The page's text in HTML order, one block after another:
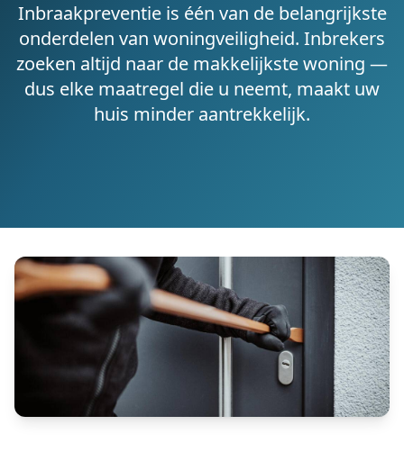
Inbraakpreventie is één van de belangrijkste
onderdelen van woningveiligheid. Inbrekers
zoeken altijd naar de makkelijkste woning —
dus elke maatregel die u neemt, maakt uw
huis minder aantrekkelijk.